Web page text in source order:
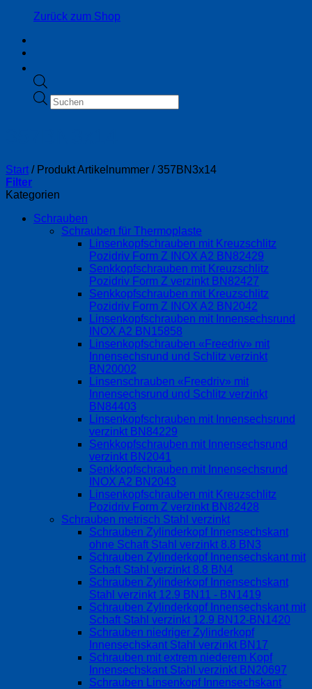
Zurück zum Shop
Products
search
Start /Produkt Artikelnummer /357BN3x14
Filter
Kategorien
Schrauben
Schrauben für Thermoplaste
Linsenkopfschrauben mit Kreuzschlitz
Pozidriv Form Z INOX A2 BN82429
Senkkopfschrauben mit Kreuzschlitz
Pozidriv Form Z verzinkt BN82427
Senkkopfschrauben mit Kreuzschlitz
Pozidriv Form Z INOX A2 BN2042
Linsenkopfschrauben mit Innensechsrund
INOX A2 BN15858
Linsenkopfschrauben «Freedriv» mit
Innensechsrund und Schlitz verzinkt
BN20002
Linsenschrauben «Freedriv» mit
Innensechsrund und Schlitz verzinkt
BN84403
Linsenkopfschrauben mit Innensechsrund
verzinkt BN84229
Senkkopfschrauben mit Innensechsrund
verzinkt BN2041
Senkkopfschrauben mit Innensechsrund
INOX A2 BN2043
Linsenkopfschrauben mit Kreuzschlitz
Pozidriv Form Z verzinkt BN82428
Schrauben metrisch Stahl verzinkt
Schrauben Zylinderkopf Innensechskant
ohne Schaft Stahl verzinkt 8.8 BN3
Schrauben Zylinderkopf Innensechskant mit
Schaft Stahl verzinkt 8.8 BN4
Schrauben Zylinderkopf Innensechskant
Stahl verzinkt 12.9 BN11 - BN1419
Schrauben Zylinderkopf Innensechskant mit
Schaft Stahl verzinkt 12.9 BN12-BN1420
Schrauben niedriger Zylinderkopf
Innensechskant Stahl verzinkt BN17
Schrauben mit extrem niederem Kopf
Innensechskant Stahl verzinkt BN20697
Schrauben Linsenkopf Innensechskant